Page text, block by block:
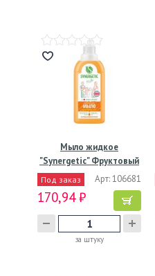
Мыло жидкое
"Synergetic" Фруктовый
микс,…
Под заказ Арт: 106681
170,94 ₽
за штуку